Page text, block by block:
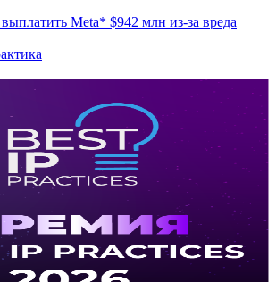
Meta* $942 млн из-за вреда